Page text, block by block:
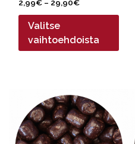
2,99€ – 29,90€Hintaluokka:
2,99€
29,90€
Valitse
vaihtoehdoista
tuotteella
useampi